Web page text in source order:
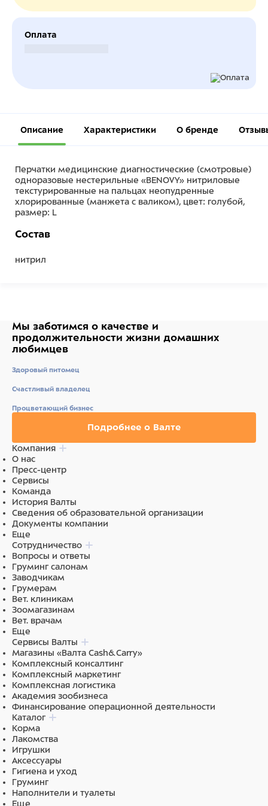
Оплата
Описание Характеристики О бренде
Перчатки медицинские диагностические (смотровые)
одноразовые нестерильные «BENOVY» нитриловые
текстурированные на пальцах неопудренные
хлорированные (манжета с валиком), цвет: голубой,
размер: L
Состав
нитрил
Мы заботимся о качестве и
продолжительности жизни домашних
любимцев
Здоровый питомец
Счастливый владелец
Процветающий бизнес
Подробнее о Валте
Компания
О нас
Пресс-центр
Сервисы
Команда
История Валты
Сведения об образовательной организации
Документы компании
Еще
Сотрудничество
Вопросы и ответы
Груминг салонам
Заводчикам
Грумерам
Вет. клиникам
Зоомагазинам
Вет. врачам
Еще
Сервисы Валты
Магазины «Валта Cash&Carry»
Комплексный консалтинг
Комплексный маркетинг
Комплексная логистика
Академия зообизнеса
Финансирование операционной деятельности
Каталог
Корма
Лакомства
Игрушки
Аксессуары
Гигиена и уход
Груминг
Наполнители и туалеты
Еще